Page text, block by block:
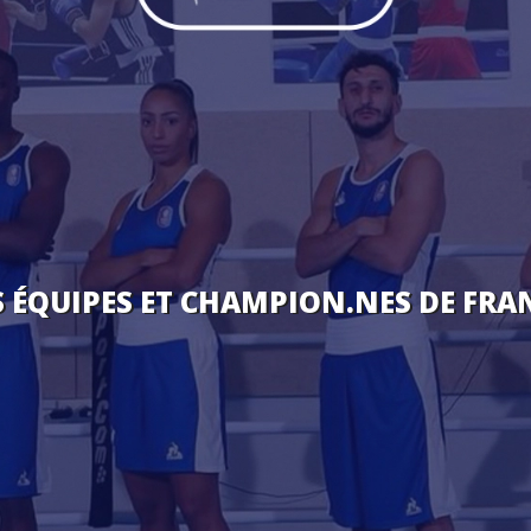
ÉQUIPES ET CHAMPION.NES DE